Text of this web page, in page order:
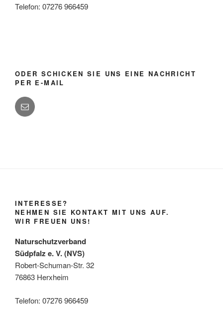
Telefon: 07276 966459
ODER SCHICKEN SIE UNS EINE NACHRICHT
PER E-MAIL
INTERESSE?
NEHMEN SIE KONTAKT MIT UNS AUF.
WIR FREUEN UNS!
Naturschutzverband
Südpfalz e. V. (NVS)
Robert-Schuman-Str. 32
76863 Herxheim
Telefon: 07276 966459